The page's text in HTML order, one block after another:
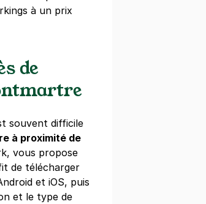
à un prix
de
souvent difficile
à proximité de
vous propose
de télécharger
et iOS, puis
et le type de